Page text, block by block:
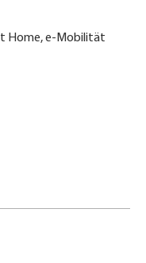
Home, e-Mobilität